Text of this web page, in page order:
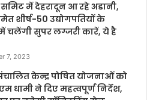
समिट में देहरादून आ रहे अडानी,
शीर्ष-50 उद्योगपतियों के
चलेंगी सुपर लग्जरी कारें, ये है
7, 2023
केन्द्र पोषित योजनाओं को
धामी ने दिए महत्वपूर्ण निर्देश,